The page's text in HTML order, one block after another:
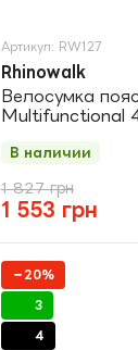
Артикул: RW127
Rhinowalk
Велосумка
Multifunctional
1 827 грн
1 553 грн
В наличии
−20%
3
4